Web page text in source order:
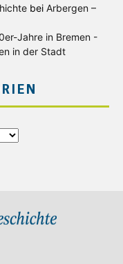
bei Arbergen –
Jahre in Bremen -
in der Stadt